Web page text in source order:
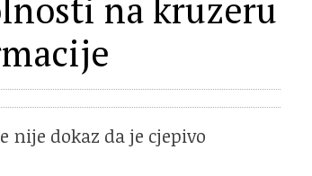
nije dokaz da je cjepivo